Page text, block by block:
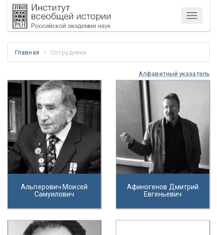
Меню
Главная Сотрудники
Алфавитный указатель
Альперович Моисей
Самуилович
Афиногенов Дмитрий
Евгеньевич